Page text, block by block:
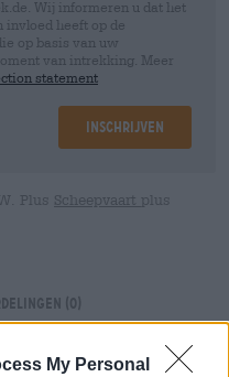
My Personal
Wij informeren u dat het
heeft op de
op basis van uw
van intrekking. Meer
statement
Inschrijven
Plus Scheepvaart plus
(0)